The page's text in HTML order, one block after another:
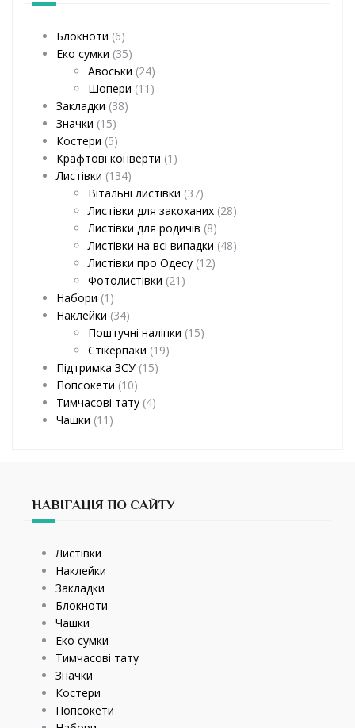
Блокноти (6)
Еко сумки (35)
Авоськи (24)
Шопери (11)
Закладки (38)
Значки (15)
Костери (5)
Крафтові конверти (1)
Листівки (134)
Вітальні листівки (37)
Листівки для закоханих (28)
Листівки для родичів (8)
Листівки на всі випадки (48)
Листівки про Одесу (12)
Фотолистівки (21)
Набори (1)
Наклейки (34)
Поштучні наліпки (15)
Стікерпаки (19)
Підтримка ЗСУ (15)
Попсокети (10)
Тимчасові тату (4)
Чашки (11)
НАВІГАЦІЯ ПО САЙТУ
Листівки
Наклейки
Закладки
Блокноти
Чашки
Еко сумки
Тимчасові тату
Значки
Костери
Попсокети